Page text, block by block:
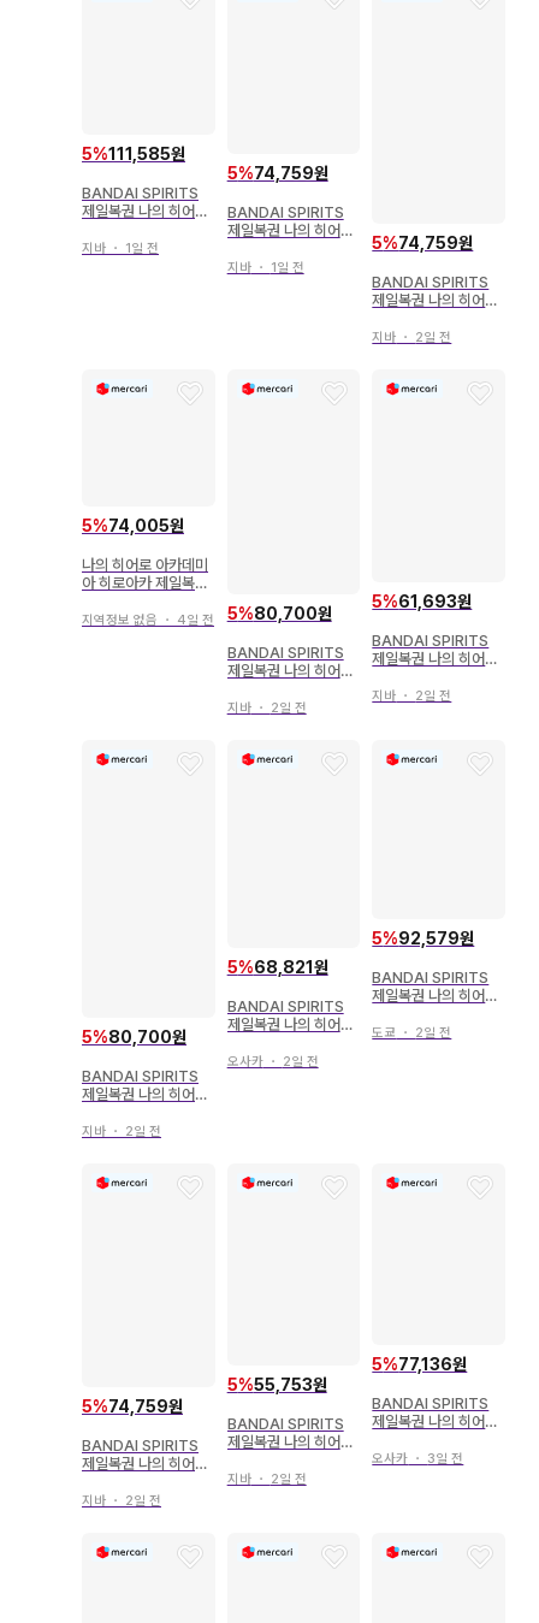
5%111,585원
BANDAI SPIRITS
제일복권 나의 히어로
음 C상 이즈쿠&텐코
지바 ・ 1일 전
5%74,759원
BANDAI SPIRITS
제일복권 나의 히어로
ENERATIONS!!2 [
지바・ 1일 전
5%74,759원
BANDAI SPIRITS
제일복권 나의 히어로
미도리야 이즈쿠 피규
지바 ・ 2일 전
5%74,005원
나의 히어로 아카데미
아 히로아카 제일복권
토도로키
지역정보 없음 ・ 4일 전 5%80,700원
BANDAI SPIRITS
제일복권 나의 히어로
토도로키 쇼토 피규어
지바・ 2일 전
5%61,693원
BANDAI SPIRITS
제일복권 나의 히어로
MPACT A상 미도리
지바 ・ 2일 전
5%80,700원
BANDAI SPIRITS
제일복권 나의 히어로
MPACT C상 우라라
지바 ・ 2일 전
5%68,821원
BANDAI SPIRITS
제일복권 나의 히어로
동경 D상 바쿠고 카츠
오사카・ 2일 전
5%92,579원
BANDAI SPIRITS
제일복권 나의 히어로
5! 라스트 원상 바쿠고
도쿄 ・ 2일 전
5%74,759원
BANDAI SPIRITS
제일복권 나의 히어로
S VILLAINS C상 토
지바 ・ 2일 전
5%55,753원
BANDAI SPIRITS
제일복권 나의 히어로
G HEROES feat. O
지바・ 2일 전
5%77,136원
BANDAI SPIRITS
제일복권 나의 히어로
호크스 figure
오사카 ・ 3일 전